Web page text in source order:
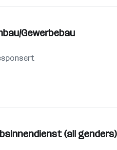
Gewerbebau
(all genders)